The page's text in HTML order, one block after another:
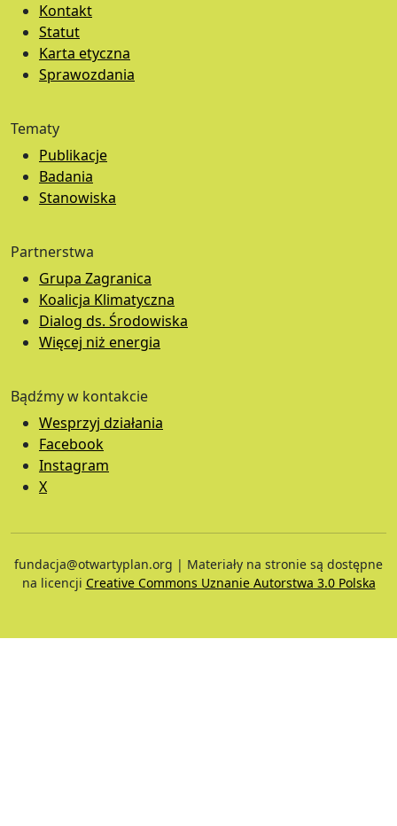
Kontakt
Statut
Karta etyczna
Sprawozdania
Tematy
Publikacje
Badania
Stanowiska
Partnerstwa
Grupa Zagranica
Koalicja Klimatyczna
Dialog ds. Środowiska
Więcej niż energia
Bądźmy w kontakcie
Wesprzyj działania
Facebook
Instagram
X
fundacja@otwartyplan.org | Materiały na stronie są dostępne
na licencji Creative Commons Uznanie Autorstwa 3.0 Polska